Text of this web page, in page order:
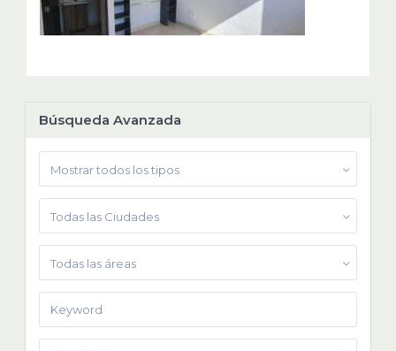
Búsqueda Avanzada
Mostrar todos los tipos
Todas las Ciudades
Todas las áreas